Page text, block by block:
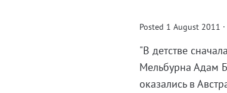
Posted 1 August 2011
"В детстве
Мельбурна Адам
оказались в